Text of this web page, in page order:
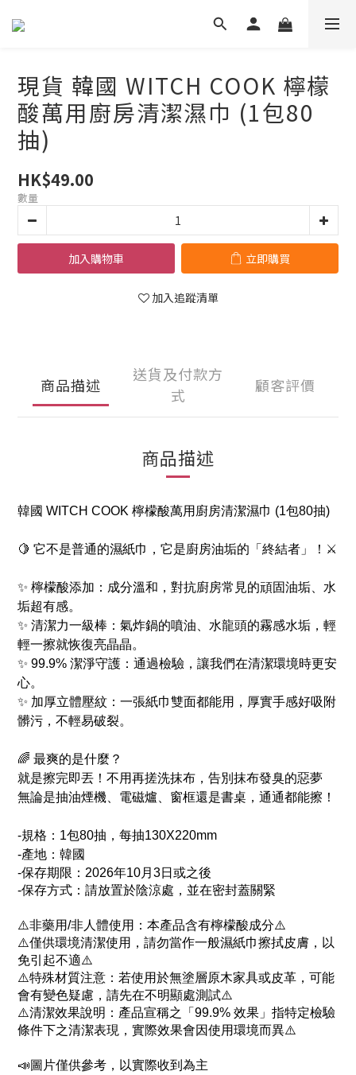
現貨 韓國 WITCH COOK 檸檬
酸萬用廚房清潔濕巾 (1包80
抽)
HK$49.00
數量
加入購物車 立即購買
加入追蹤清單
商品描述
送貨及付款方
式
顧客評價
商品描述
韓國 WITCH COOK 檸檬酸萬用廚房清潔濕巾 (1包80抽)
🍋 它不是普通的濕紙巾，它是廚房油垢的「終結者」！⚔️
✨ 檸檬酸添加：成分溫和，對抗廚房常見的頑固油垢、水
垢超有感。
✨ 清潔力一級棒：氣炸鍋的噴油、水龍頭的霧感水垢，輕
輕一擦就恢復亮晶晶。
✨ 99.9% 潔淨守護：通過檢驗，讓我們在清潔環境時更安
心。
✨ 加厚立體壓紋：一張紙巾雙面都能用，厚實手感好吸附
髒污，不輕易破裂。
🌈 最爽的是什麼？
就是擦完即丟！不用再搓洗抹布，告別抹布發臭的惡夢
無論是抽油煙機、電磁爐、窗框還是書桌，通通都能擦！
-規格：1包80抽，每抽130X220mm
-產地：韓國
-保存期限： 2026年10月3日或之後
-保存方式：請放置於陰涼處，並在密封蓋關緊
⚠️非藥用/非人體使用：本產品含有檸檬酸成分⚠️
⚠️僅供環境清潔使用，請勿當作一般濕紙巾擦拭皮膚，以
免引起不適⚠️
⚠️特殊材質注意：若使用於無塗層原木家具或皮革，可能
會有變色疑慮，請先在不明顯處測試⚠️
⚠️清潔效果說明：產品宣稱之「99.9% 效果」指特定檢驗
條件下之清潔表現，實際效果會因使用環境而異⚠️
📣圖片僅供參考，以實際收到為主